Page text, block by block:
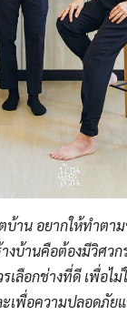
บ้าน อยากให้ทำต
บ้านคือต้องมีวิศวก
เลือกช่างที่ดี เพื่อไ
เพื่อความปลอดภัย